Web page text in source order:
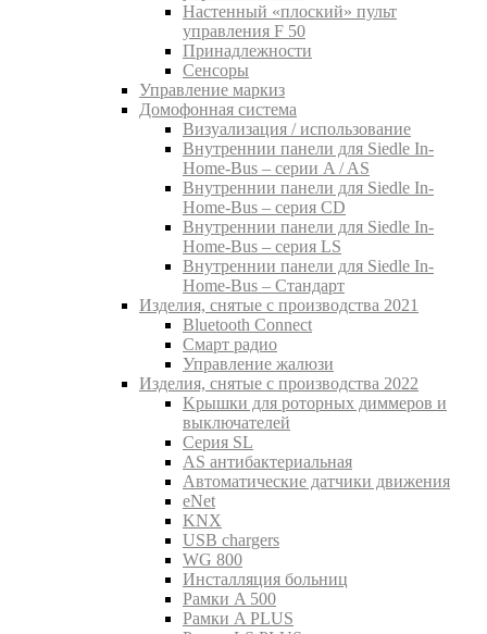
Настенный «плоский» пульт
управления F 50
Принадлежности
Сенсоры
Управление маркиз
Домофонная система
Визуализация / использование
Внутреннии панели для Siedle In-
Home-Bus – серии A / AS
Внутреннии панели для Siedle In-
Home-Bus – серия CD
Внутреннии панели для Siedle In-
Home-Bus – серия LS
Внутреннии панели для Siedle In-
Home-Bus – Стандарт
Изделия, снятые с производства 2021
Bluetooth Connect
Смарт радио
Управление жалюзи
Изделия, снятые с производства 2022
Kрышки для роторных диммеров и
выключателей
Серия SL
AS антибактериальная
Aвтоматические датчики движения
eNet
KNX
USB chargers
WG 800
Инсталляция больниц
Рамки A 500
Рамки A PLUS